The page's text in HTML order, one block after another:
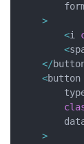
>
<i
<
</
<button
>